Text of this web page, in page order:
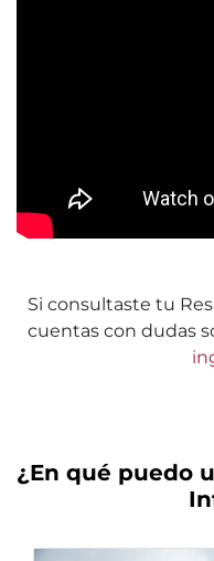
Si consultaste tu
cuentas con dudas
¿En qué puedo